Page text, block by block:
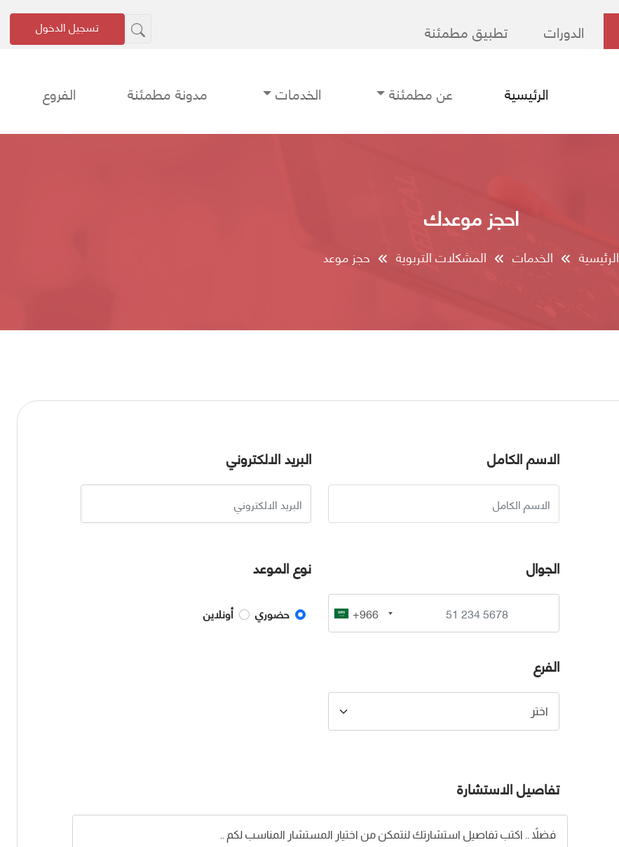
الدورات تطبيق مطمئنة تسجيل الدخول
الرئيسية عن مطمئنة الخدمات مدونة مطمئنة الفروع
احجز موعدك
الرئيسية الخدمات المشكلات التربوية حجز موعد
الاسم الكامل البريد الالكتروني
الجوال
+966
نوع الموعد
حضوري أونلاين
الفرع
تفاصيل الاستشارة